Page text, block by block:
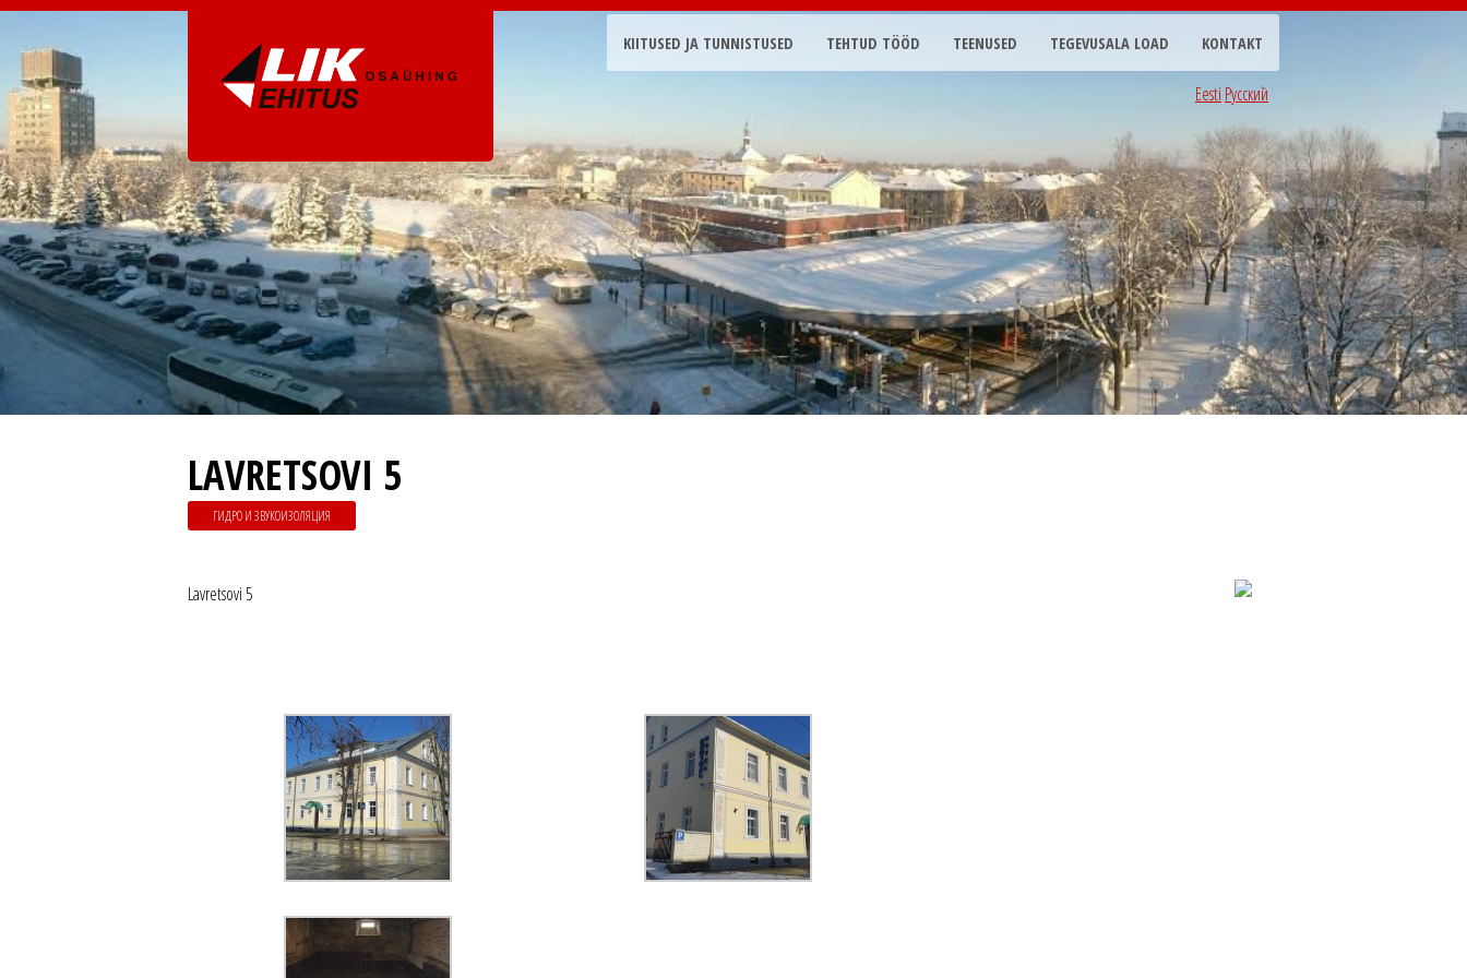
Eesti Русский
KIITUSED JA TUNNISTUSED TEHTUD TÖÖD TEENUSED TEGEVUSALA LOAD KONTAKT
LAVRETSOVI 5
ГИДРО И ЗВУКОИЗОЛЯЦИЯ
Lavretsovi 5